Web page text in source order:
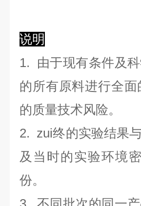
说明
1. 由于现有条件及
的所有原料进行全
的质量技术风险。
2. zui终的实验结果
及当时的实验环境
份。